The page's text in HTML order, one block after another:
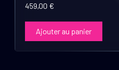
459,00 €
Ajouter au panier